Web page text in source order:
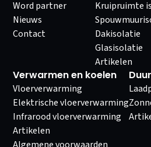
Word partner
Nieuws
Contact
Kruipruimte
Dakisolatie
Glasisolatie
Artikelen
Verwarmen en koelen
Vloerverwarming
Elektrische vloerverwarming
Infrarood vloerverwarming
Artikelen